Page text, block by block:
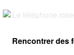
Rencontrer des